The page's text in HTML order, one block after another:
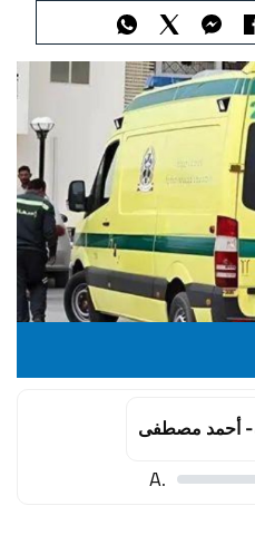
أحمد مصطفى
.A